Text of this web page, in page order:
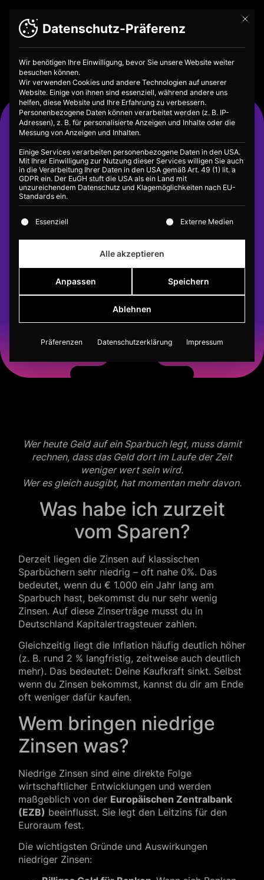
Warum sind die
Zinsen so niedrig?
Wer heute Geld auf ein Sparbuch legt, muss damit
rechnen, dass das Geld dort im Laufe der Zeit
weniger wert sein wird.
Wer es gleich ausgibt, hat momentan mehr davon.
Was habe ich zurzeit
vom Sparen?
Derzeit liegen die Zinsen auf klassischen
Sparbüchern sehr niedrig – oft nahe 0%. Das
bedeutet, wenn du € 1.000 ein Jahr lang am
Sparbuch hast, bekommst du nur sehr wenig
Zinsen. Auf diese Zinserträge musst du in
Deutschland Kapitalertragsteuer zahlen.
Gleichzeitig liegt die Inflation häufig deutlich höher
(z. B. rund 2 % langfristig, zeitweise auch deutlich
mehr). Das bedeutet: Deine Kaufkraft sinkt. Selbst
wenn du Zinsen bekommst, kannst du dir am Ende
oft weniger dafür kaufen.
Wem bringen niedrige
Zinsen was?
Niedrige Zinsen sind eine direkte Folge
wirtschaftlicher Entwicklungen und werden
maßgeblich von der Europäischen Zentralbank
(EZB) beeinflusst. Sie legt den Leitzins für den
Euroraum fest.
Die wichtigsten Gründe und Auswirkungen
niedriger Zinsen:
Mit
Datenschutz-Präferenz
Wir benötigen Ihre Einwilligung, bevor Sie unsere Website weiter
besuchen können.
Wir verwenden Cookies und andere Technologien auf unserer
Website. Einige von ihnen sind essenziell, während andere uns
helfen, diese Website und Ihre Erfahrung zu verbessern.
Personenbezogene Daten können verarbeitet werden (z. B. IP-
Adressen), z. B. für personalisierte Anzeigen und Inhalte oder die
Messung von Anzeigen und Inhalten.
Einige Services verarbeiten personenbezogene Daten in den USA.
Mit Ihrer Einwilligung zur Nutzung dieser Services willigen Sie auch
in die Verarbeitung Ihrer Daten in den USA gemäß Art. 49 (1) lit. a
GDPR ein. Der EuGH stuft die USA als ein Land mit
unzureichendem Datenschutz und Klagemöglichkeiten nach EU-
Standards ein.
Es folgt eine Liste der Service-Gruppen, für die eine
Essenziell Externe Medien
Alle akzeptieren
Anpassen Speichern
Ablehnen
Präferenzen Datenschutzerklärung Impressum